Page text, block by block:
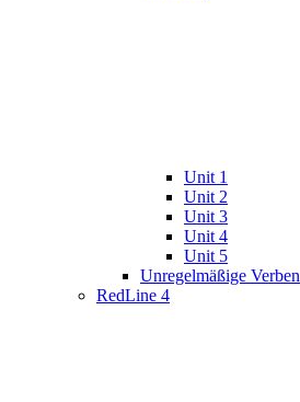
Unit 1
Unit 2
Unit 3
Unit 4
Unit 5
Unregelmäßige Verben
RedLine 4